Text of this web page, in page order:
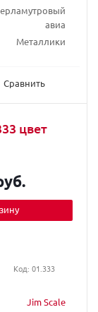
авиа
Металлики
Сравнить
цвет
Jim Scale
Код: 01.333